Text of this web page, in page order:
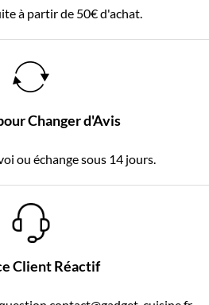
à partir de 50€ d'achat.
Changer d'Avis
ou échange sous 14 jours.
Client Réactif